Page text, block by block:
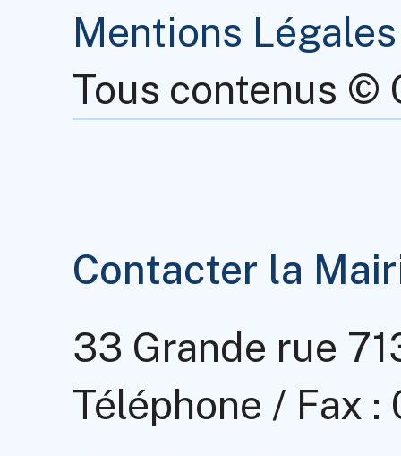
Mentions Légales
Tous contenus ©
Contacter la
33 Grande rue
Téléphone / Fax